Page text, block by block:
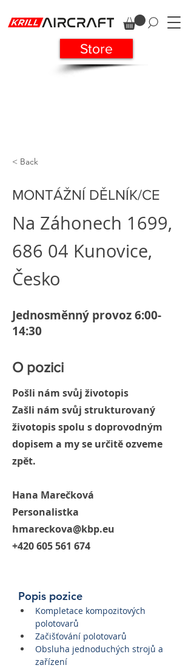
Store
< Back
MONTÁŽNÍ DĚLNÍK/CE
Na Záhonech 1699,
686 04 Kunovice,
Česko
Jednosměnný provoz 6:00-
14:30
O pozici
Pošli nám svůj životopis
Zašli nám svůj strukturovaný
životopis spolu s doprovodným
dopisem a my se určitě ozveme
zpět.
Hana Marečková
Personalistka
hmareckova@kbp.eu
+420 605 561 674
Popis pozice
Kompletace kompozitových
polotovarů
Začišťování polotovarů
Obsluha jednoduchých strojů a
zařízení